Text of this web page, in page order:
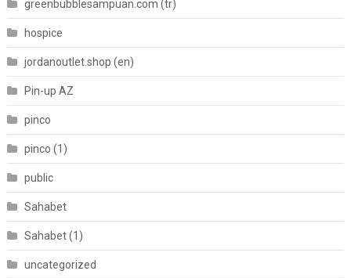
greenbubblesampuan.com (tr)
hospice
jordanoutlet.shop (en)
Pin-up AZ
pinco
pinco (1)
public
Sahabet
Sahabet (1)
uncategorized